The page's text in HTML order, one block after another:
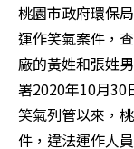
桃園市政府環保
運作笑氣案件，
廠的黃姓和張姓
署2020年10月30
笑氣列管以來，
件，違法運作人